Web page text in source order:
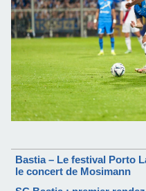
Bastia – Le festival Porto
le concert de Mosimann